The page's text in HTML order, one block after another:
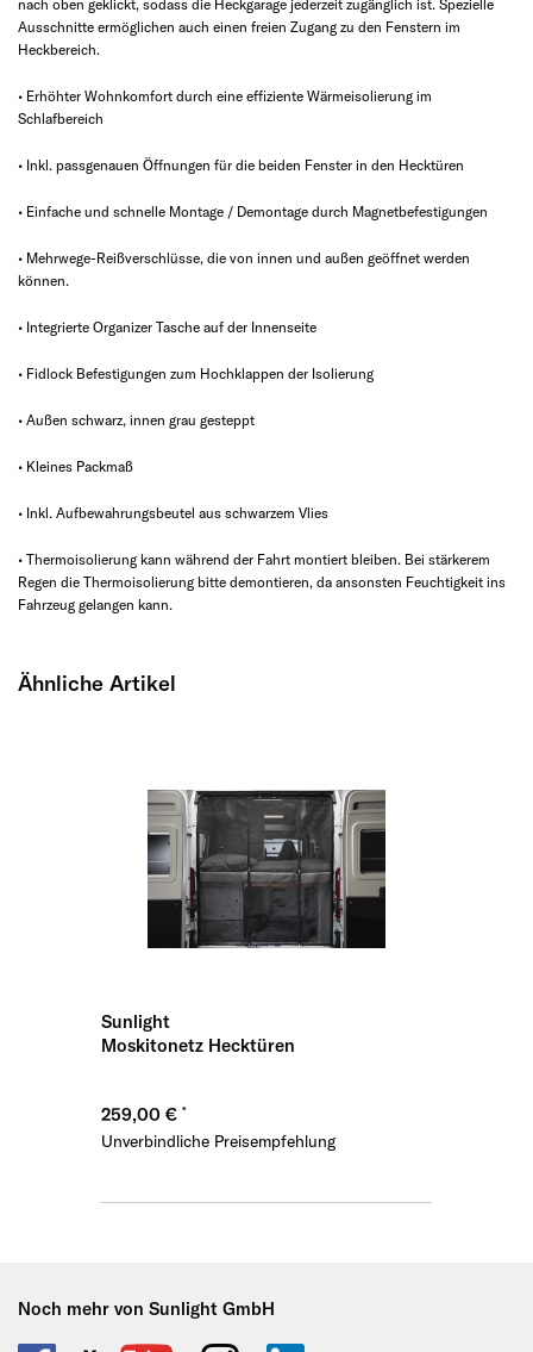
nach oben geklickt, sodass die Heckgarage jederzeit zugänglich ist. Spezielle
Ausschnitte ermöglichen auch einen freien Zugang zu den Fenstern im
Heckbereich.
• Erhöhter Wohnkomfort durch eine effiziente Wärmeisolierung im
Schlafbereich
• Inkl. passgenauen Öffnungen für die beiden Fenster in den Hecktüren
• Einfache und schnelle Montage / Demontage durch Magnetbefestigungen
• Mehrwege-Reißverschlüsse, die von innen und außen geöffnet werden
können.
• Integrierte Organizer Tasche auf der Innenseite
• Fidlock Befestigungen zum Hochklappen der Isolierung
• Außen schwarz, innen grau gesteppt
• Kleines Packmaß
• Inkl. Aufbewahrungsbeutel aus schwarzem Vlies
• Thermoisolierung kann während der Fahrt montiert bleiben. Bei stärkerem
Regen die Thermoisolierung bitte demontieren, da ansonsten Feuchtigkeit ins
Fahrzeug gelangen kann.
Ähnliche Artikel
Sunlight
Moskitonetz Hecktüren
259,00 €
Unverbindliche Preisempfehlung
Noch mehr von Sunlight GmbH